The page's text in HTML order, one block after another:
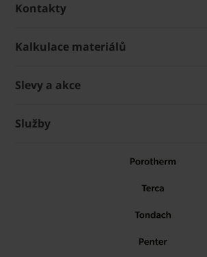
Kontakty
Kalkulace materiálů
Slevy a akce
Služby